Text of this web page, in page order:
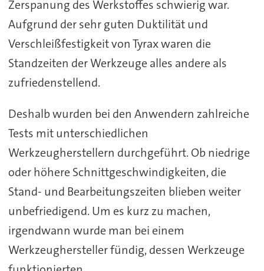
Zerspanung des Werkstoffes schwierig war.
Aufgrund der sehr guten Duktilität und
Verschleißfestigkeit von Tyrax waren die
Standzeiten der Werkzeuge alles andere als
zufriedenstellend.
Deshalb wurden bei den Anwendern zahlreiche
Tests mit unterschiedlichen
Werkzeugherstellern durchgeführt. Ob niedrige
oder höhere Schnittgeschwindigkeiten, die
Stand- und Bearbeitungszeiten blieben weiter
unbefriedigend. Um es kurz zu machen,
irgendwann wurde man bei einem
Werkzeughersteller fündig, dessen Werkzeuge